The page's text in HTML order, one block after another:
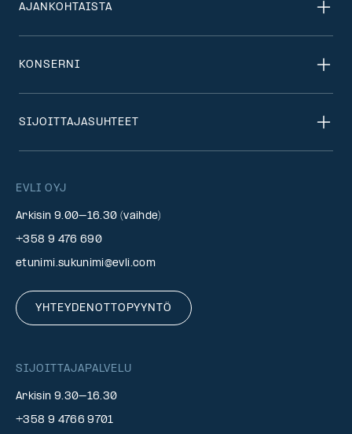
EVLI OYJ
Arkisin 9.00–16.30 (vaihde)
+358 9 476 690
etunimi.sukunimi@evli.com
YHTEYDENOTTOPYYNTÖ
SIJOITTAJAPALVELU
Arkisin 9.30–16.30
+358 9 4766 9701
AJANKOHTAISTA
KONSERNI
SIJOITTAJASUHTEET